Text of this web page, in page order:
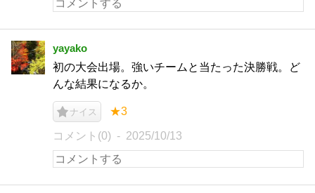
yayako
初の大会出場。強いチームと当たった決勝戦。ど
んな結果になるか。
ナイス ★3
コメント(0) 2025/10/13